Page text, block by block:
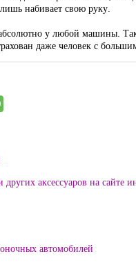
набивает свою руку.
у любой машины.
даже человек с
аксессуаров на сайте
автомобилей